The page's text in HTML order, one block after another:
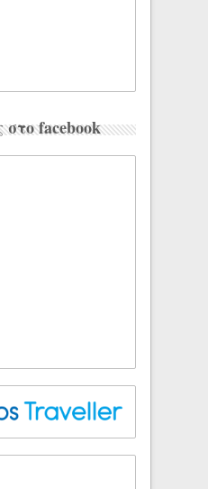
facebook